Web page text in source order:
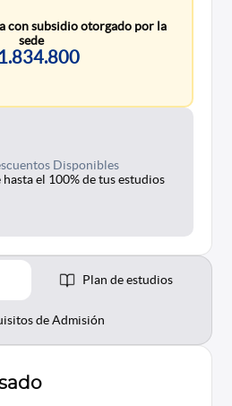
con subsidio otorgado por la
sede
Disponibles
el 100% de tus estudios
Plan de estudios
de Admisión